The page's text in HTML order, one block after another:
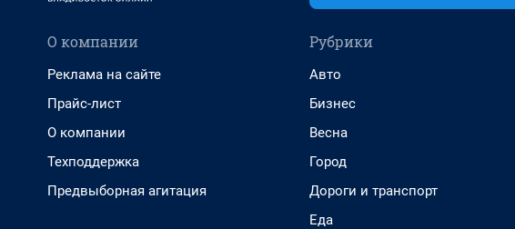
О компании
Реклама на сайте
Прайс-лист
О компании
Техподдержка
Предвыборная агитация
Рубрики
Авто
Бизнес
Весна
Город
Дороги и транспорт
Еда